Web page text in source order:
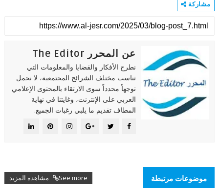
مشاركة
عن المحرر The Editor
نطرح الأفكار والقضايا والمعلومات التي
تناسب مختلف الشرائح المجتمعية، لا نحمل
توجهاً محدداً سوى الارتقاء بالمحتوى الإعلامي
العربي على الإنترنت، وغايتنا في نهاية
المطاف تقديم ما يلبي رغبات الجميع.
موضوعات مرتبطة See more مشاهدة المزيد